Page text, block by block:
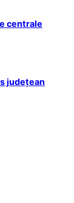
centrale
județean